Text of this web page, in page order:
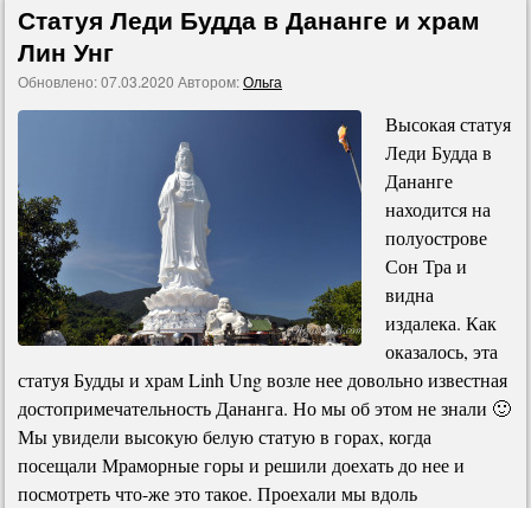
Статуя Леди Будда в Дананге и храм
Лин Унг
Обновлено:07.03.2020 Автором:Ольга
Высокая статуя
Леди Будда в
Дананге
находится на
полуострове
Сон Тра и
видна
издалека. Как
оказалось, эта
статуя Будды и храм Linh Ung возле нее довольно известная
достопримечательность Дананга. Но мы об этом не знали 🙂
Мы увидели высокую белую статую в горах, когда
посещали Мраморные горы и решили доехать до нее и
посмотреть что-же это такое. Проехали мы вдоль